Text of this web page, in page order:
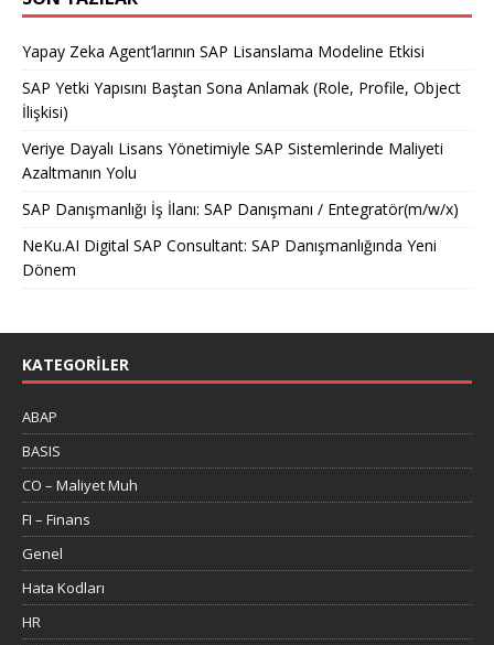
Yapay Zeka Agent’larının SAP Lisanslama Modeline Etkisi
SAP Yetki Yapısını Baştan Sona Anlamak (Role, Profile, Object
İlişkisi)
Veriye Dayalı Lisans Yönetimiyle SAP Sistemlerinde Maliyeti
Azaltmanın Yolu
SAP Danışmanlığı İş İlanı: SAP Danışmanı / Entegratör(m/w/x)
NeKu.AI Digital SAP Consultant: SAP Danışmanlığında Yeni
Dönem
KATEGORILER
ABAP
BASIS
CO – Maliyet Muh
FI – Finans
Genel
Hata Kodları
HR